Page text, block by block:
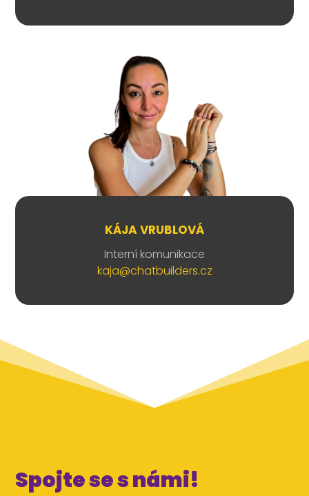
KÁJA VRUBLOVÁ
Interní komunikace
kaja@chatbuilders.cz
Spojte se s námi!